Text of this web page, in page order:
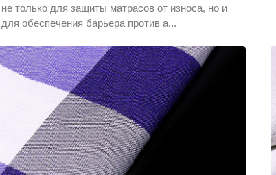
не только для защиты матрасов от износа, но и
для обеспечения барьера против а...